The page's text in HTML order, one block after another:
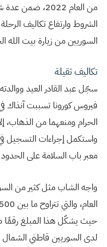
من العام
الشروط وارتفاع تكاليف
السوريين من زيارة بيت الله
تكاليف ثقيلة
فيروس كورونا تسببت آنذاك
الحرام ومنعهما من الذهاب،
واستكمل إجراءات التسجيل
معبر باب السلامة على الحدود
واجه الشاب مثل كثير من
حيث يشكّل هذا المبلغ
لدى السوريين قاطني الشمال